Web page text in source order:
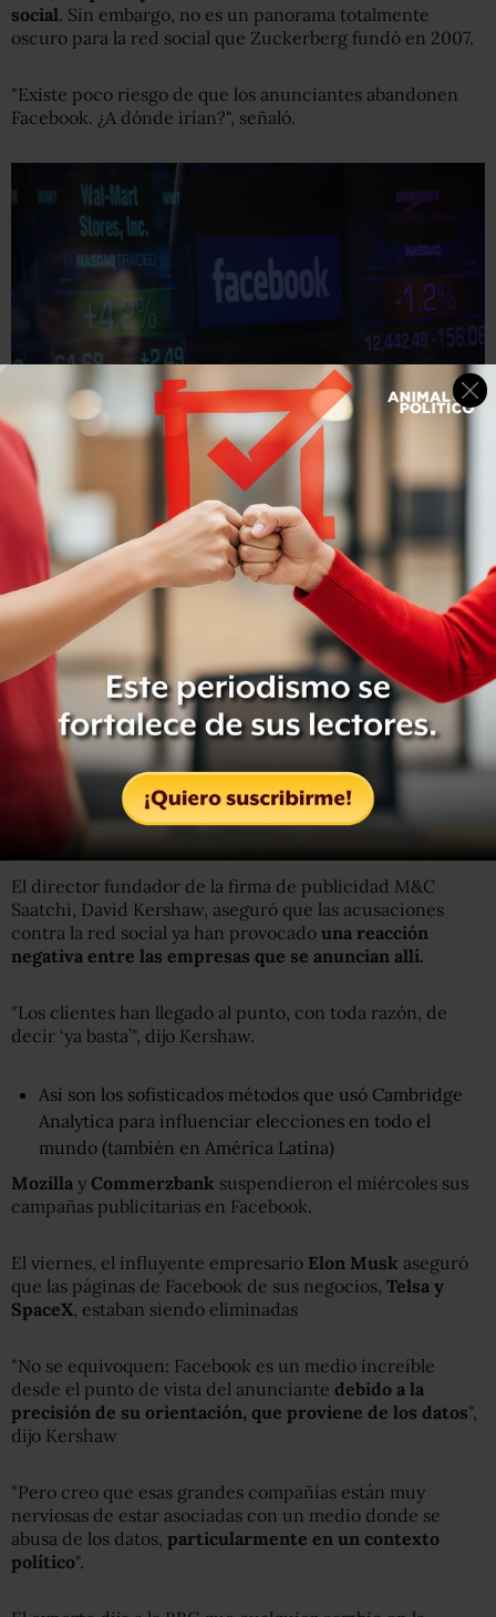
social. Sin embargo, no es un panorama totalmente
oscuro para la red social que Zuckerberg fundó en 2007.
"Existe poco riesgo de que los anunciantes abandonen
Facebook. ¿A dónde irían?", señaló.
Getty Images
El escándalo de Cambridge Analytica hizo caer las
acciones de Facebook en casi 7% el lunes cuando se
destapó el caso.
El analista Laith Khalaf, de Hargreaves Lansdown, no
dudó en calificar lo que ocurrió esta semana comoun
"episodio dañino" en la historia de la compañía.
"Uno de los secretos del éxito de Facebook ha sido que
mientras más gente lo usa, más fundamental se vuelve
para sus clientes. Desafortunadamente para Facebook la
misma dinámica se aplica en la dirección opuesta si se
van los usuarios".
¿Qué dicen los anunciantes?
El director fundador de la firma de publicidad M&C
Saatchi, David Kershaw, aseguró que las acusaciones
contra la red social ya han provocado una reacción
negativa entre las empresas que se anuncian allí.
"Los clientes han llegado al punto, con toda razón, de
decir ‘ya basta’", dijo Kershaw.
Así son los sofisticados métodos que usó Cambridge
Analytica para influenciar elecciones en todo el
mundo (también en América Latina)
Mozilla y Commerzbank suspendieron el miércoles sus
campañas publicitarias en Facebook.
El viernes, el influyente empresario Elon Musk aseguró
que las páginas de Facebook de sus negocios, Telsa y
SpaceX, estaban siendo eliminadas
"No se equivoquen: Facebook es un medio increíble
desde el punto de vista del anunciante debido a la
precisión de su orientación, que proviene de los datos",
dijo Kershaw
"Pero creo que esas grandes compañías están muy
nerviosas de estar asociadas con un medio donde se
abusa de los datos, particularmente en un contexto
político".